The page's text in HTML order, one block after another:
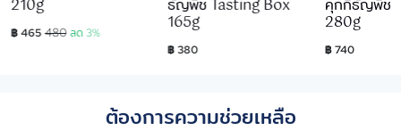
210g
฿ 465 480 ลด 3%
ธัญพืช Tasting Box
165g
฿ 380
คุกกี้ธัญพืชก
280g
฿ 740
ต้องการความช่วยเหลือ